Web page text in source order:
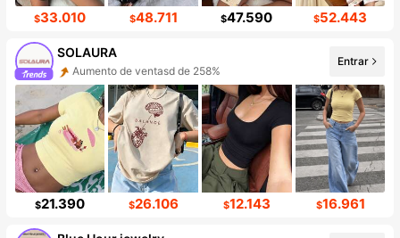
$33.010 $48.711 $47.590 $52.443
SOLAURA
Aumento de ventasd de 258%
Entrar
$21.390 $26.106 $12.143 $16.961